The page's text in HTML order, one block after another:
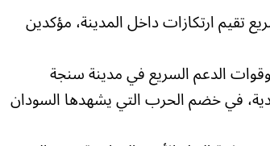
تقيم ارتكازات داخل المدينة، مؤكدين
الدعم السريع في مدينة سنجة
في خضم الحرب التي يشهدها السودان